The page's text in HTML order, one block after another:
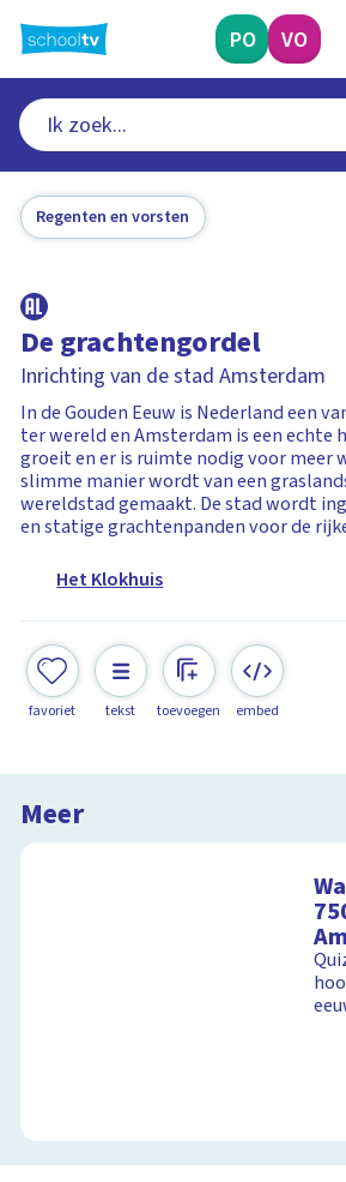
naar
hoofdinhoud
PO VO
Regenten en vorsten
De grachtengordel
Inrichting van de stad Amsterdam
In de Gouden Eeuw is Nederland een
ter wereld en Amsterdam is een echte
groeit en er is ruimte nodig voor meer
slimme manier wordt van een
wereldstad gemaakt. De stad wordt
en statige grachtenpanden voor de
Het Klokhuis
favoriet tekst toevoegen embed
Meer